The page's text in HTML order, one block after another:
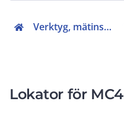
Verktyg, mätinstrument, skyddsutrustning (16, 42)
Lokator för MC4